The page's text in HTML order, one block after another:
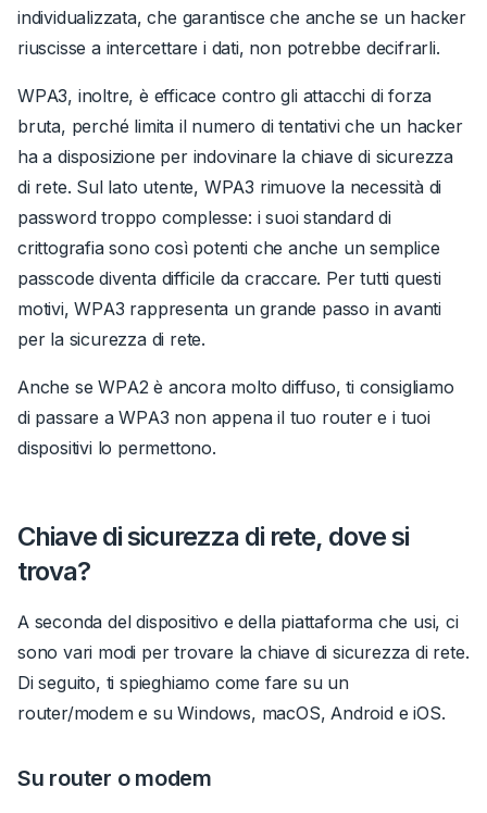
individualizzata, che garantisce che anche se un hacker
riuscisse a intercettare i dati, non potrebbe decifrarli.
WPA3, inoltre, è efficace contro gli attacchi di forza
bruta, perché limita il numero di tentativi che un hacker
ha a disposizione per indovinare la chiave di sicurezza
di rete. Sul lato utente, WPA3 rimuove la necessità di
password troppo complesse: i suoi standard di
crittografia sono così potenti che anche un semplice
passcode diventa difficile da craccare. Per tutti questi
motivi, WPA3 rappresenta un grande passo in avanti
per la sicurezza di rete.
Anche se WPA2 è ancora molto diffuso, ti consigliamo
di passare a WPA3 non appena il tuo router e i tuoi
dispositivi lo permettono.
Chiave di sicurezza di rete, dove si
trova?
A seconda del dispositivo e della piattaforma che usi, ci
sono vari modi per trovare la chiave di sicurezza di rete.
Di seguito, ti spieghiamo come fare su un
router/modem e su Windows, macOS, Android e iOS.
Su router o modem